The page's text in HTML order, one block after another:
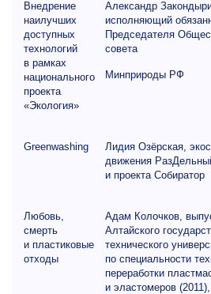
Внедрение
наилучших
доступных
технологий
в рамках
национального
проекта
«Экология»
Александр
исполняющий
Председателя
совета
Минприроды РФ
Greenwashing
Лидия Озёрская,
движения
и проекта Собиратор
Любовь,
смерть
и пластиковые
отходы
Адам Колочков,
Алтайского
технического
по специальности
переработки
и эластомеров